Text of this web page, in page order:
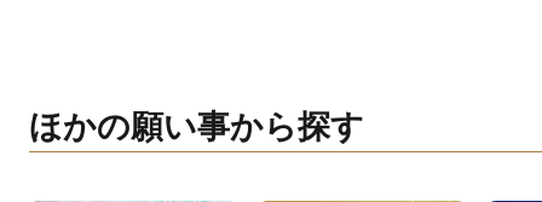
ほかの願い事から探す